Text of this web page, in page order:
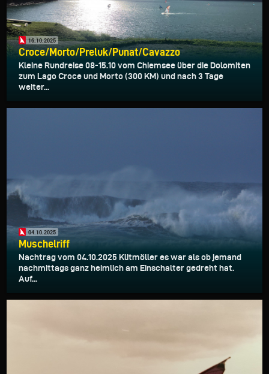
16.10.2025
Croce/Morto/Preluk/Punat/Cavazzo
Kleine Rundreise 08-15.10 vom Chiemsee über die Dolomiten
zum Lago Croce und Morto (300 KM) und nach 3 Tage
weiter...
04.10.2025
Muschelriff
Nachtrag vom 04.10.2025 Klitmöller es war als ob jemand
nachmittags ganz heimlich am Einschalter gedreht hat.
Auf...